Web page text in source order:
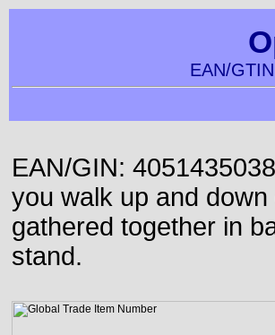
EAN/
EAN/GIN:
you walk up and
gathered together in
stand.